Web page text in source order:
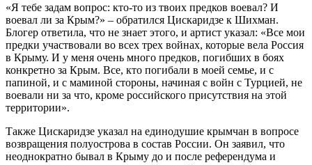
«Я тебе задам вопрос: кто-то из твоих предков воевал? И
воевал ли за Крым?» – обратился Цискаридзе к Шихман.
Блогер ответила, что не знает этого, и артист указал: «Все мои
предки участвовали во всех трех войнах, которые вела Россия
в Крыму. И у меня очень много предков, погибших в боях
конкретно за Крым. Все, кто погибали в моей семье, и с
папиной, и с маминой стороны, начиная с войн с Турцией, не
воевали ни за что, кроме российского присутствия на этой
территории».
Также Цискаридзе указал на единодушие крымчан в вопросе
возвращения полуострова в состав России. Он заявил, что
неоднократно бывал в Крыму до и после референдума и